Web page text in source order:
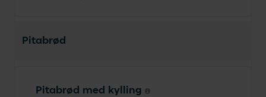
Pitabrød
Pitabrød med kylling